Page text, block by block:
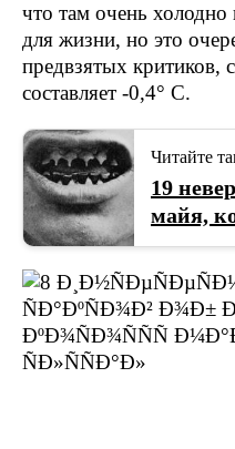
что там очень
для жизни, но это
предвзятых критиков,
составляет -0,4° C.
Читайте
19
майя,